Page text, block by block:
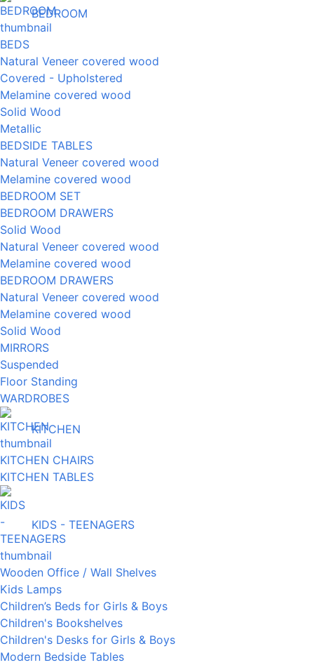
BEDROOM
BEDS
Natural Veneer covered wood
Covered - Upholstered
Melamine covered wood
Solid Wood
Metallic
BEDSIDE TABLES
Natural Veneer covered wood
Melamine covered wood
BEDROOM SET
BEDROOM DRAWERS
Solid Wood
Natural Veneer covered wood
Melamine covered wood
BEDROOM DRAWERS
Natural Veneer covered wood
Melamine covered wood
Solid Wood
MIRRORS
Suspended
Floor Standing
WARDROBES
KITCHEN
KITCHEN CHAIRS
KITCHEN TABLES
KIDS - TEENAGERS
Wooden Office / Wall Shelves
Kids Lamps
Children’s Beds for Girls & Boys
Children's Bookshelves
Children's Desks for Girls & Boys
Modern Bedside Tables